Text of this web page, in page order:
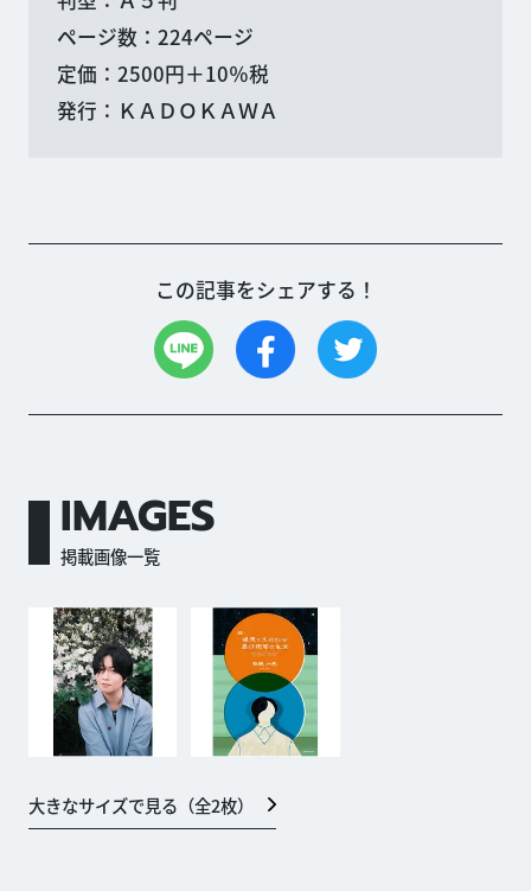
ページ数：224ページ
定価：2500円＋10％税
発行：ＫＡＤＯＫＡＷＡ
この記事をシェアする！
IMAGES
掲載画像一覧
大きなサイズで見る（全2枚）